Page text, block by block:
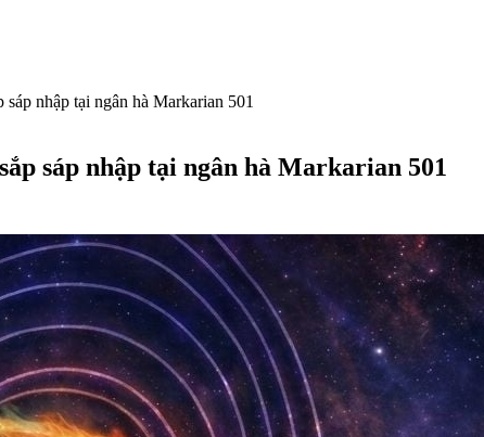
nhập tại ngân hà Markarian 501
sáp nhập tại ngân hà Markarian 501